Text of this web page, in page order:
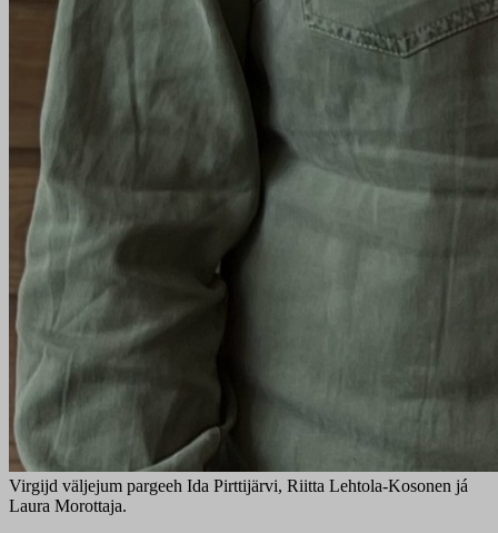
Virgijd väljejum pargeeh Ida Pirttijärvi, Riitta Lehtola-Kosonen já
Laura Morottaja.